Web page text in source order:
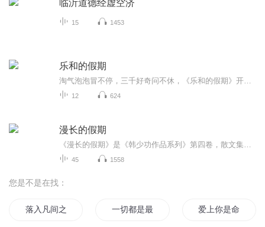
临沂道德经虚空济
15 1453
乐和的假期
12 624
漫长的假期
45 1558
您是不是在找：
落入凡间之女神的假期 一切都是最好的安排 爱上你是命运最